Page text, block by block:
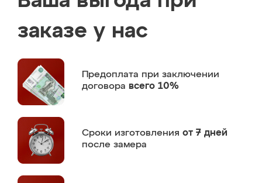
заказе у нас
Предоплата при заключении
договора всего 10%
Сроки изготовления от 7 дней
после замера